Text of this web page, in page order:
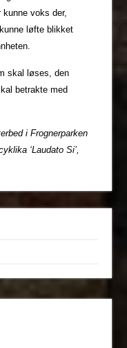
voks der,
løfte blikket
skal løses, den
betrakte med
i Frognerparken
‘Laudato Si’,